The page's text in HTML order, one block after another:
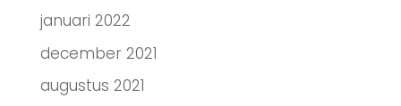
januari 2022
december 2021
augustus 2021